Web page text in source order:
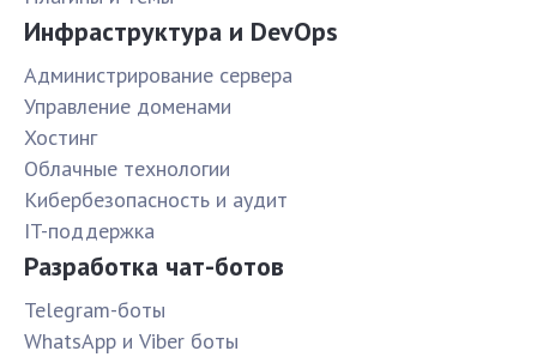
Инфраструктура и DevOps
Администрирование сервера
Управление доменами
Хостинг
Облачные технологии
Кибербезопасность и аудит
IT-поддержка
Разработка чат-ботов
Telegram-боты
WhatsApp и Viber боты